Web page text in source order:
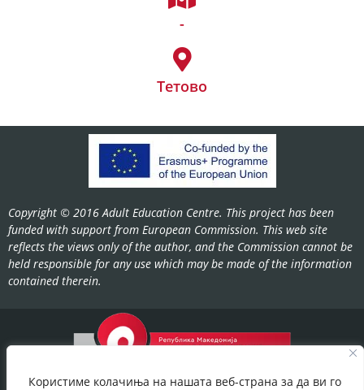
Користиме колачиња на нашата веб-страна за да ви го
-
Тетово
Copyright © 2016 Adult Education Centre. This project has been
funded with support from European Commission. This web site
reflects the views only of the author, and the Commission cannot be
held responsible for any use which may be made of the information
contained therein.